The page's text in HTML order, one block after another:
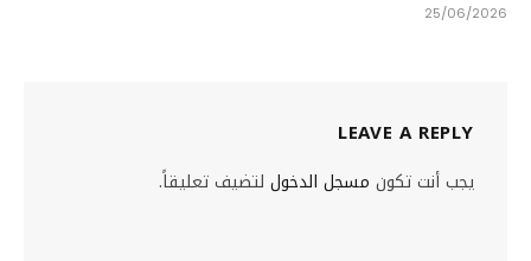
25/06/2026
LEAVE A REPLY
يجب أنت تكون مسجل الدخول لتضيف تعليقاً.